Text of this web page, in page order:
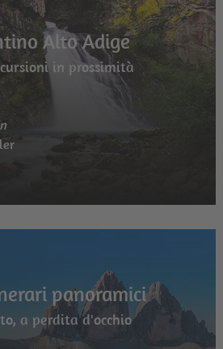
Alto Adige
in prossimità
panoramici
a perdita d'occhio